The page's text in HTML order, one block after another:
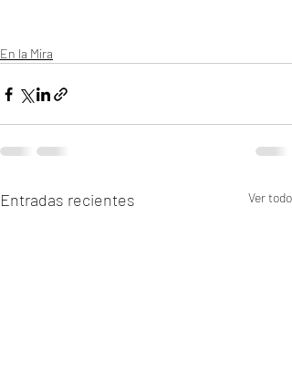
En la Mira
Entradas recientes Ver todo